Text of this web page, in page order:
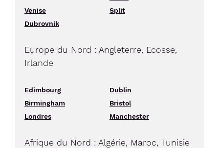
Venise
Split
Dubrovnik
Europe du Nord : Angleterre, Ecosse,
Irlande
Edimbourg
Dublin
Birmingham
Bristol
Londres
Manchester
Afrique du Nord : Algérie, Maroc, Tunisie